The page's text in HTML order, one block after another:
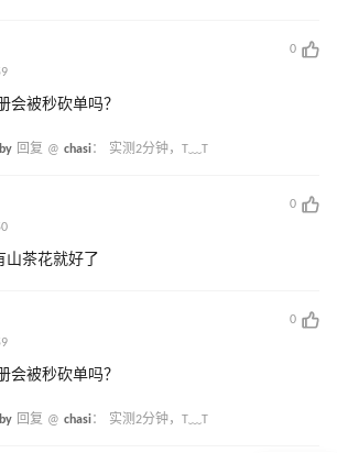
0
会被秒砍单吗？
回复 @ chasi： 实测2分钟，T﹏T
0
山茶花就好了
0
会被秒砍单吗？
回复 @ chasi： 实测2分钟，T﹏T